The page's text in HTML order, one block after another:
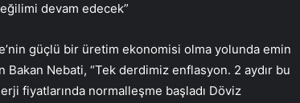
devam edecek”
güçlü bir üretim ekonomisi olma yolunda emin
Bakan Nebati, “Tek derdimiz enflasyon. 2 aydır bu
fiyatlarında normalleşme başladı Döviz